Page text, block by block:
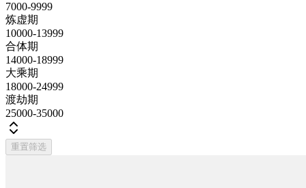
7000-9999
炼虚期
10000-13999
合体期
14000-18999
大乘期
18000-24999
渡劫期
25000-35000
重置筛选